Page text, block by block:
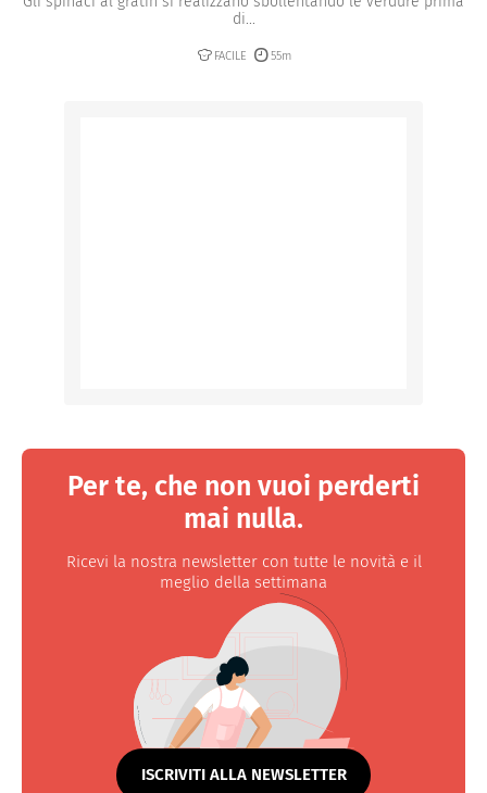
di...
FACILE 55m
Per te, che non vuoi perderti
mai nulla.
Ricevi la nostra newsletter con tutte le novità e il
meglio della settimana
ISCRIVITI ALLA NEWSLETTER